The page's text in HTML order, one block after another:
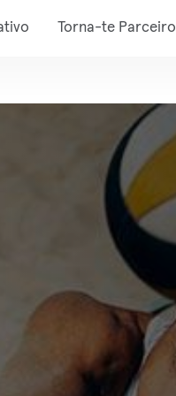
Torna-te Parceiro